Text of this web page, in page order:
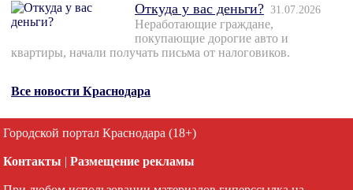
Откуда у вас деньги? 31.07.2026
Неработающие граждане,
покупающие дорогие авто и
квартиры, начали получать письма от налоговиков.
Все новости Краснодара
Городской портал Краснодара (18+)
Контакты | Размещение рекламы